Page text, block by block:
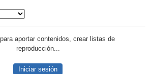
aportar contenidos, crear listas de
reproducción...
Iniciar sesión